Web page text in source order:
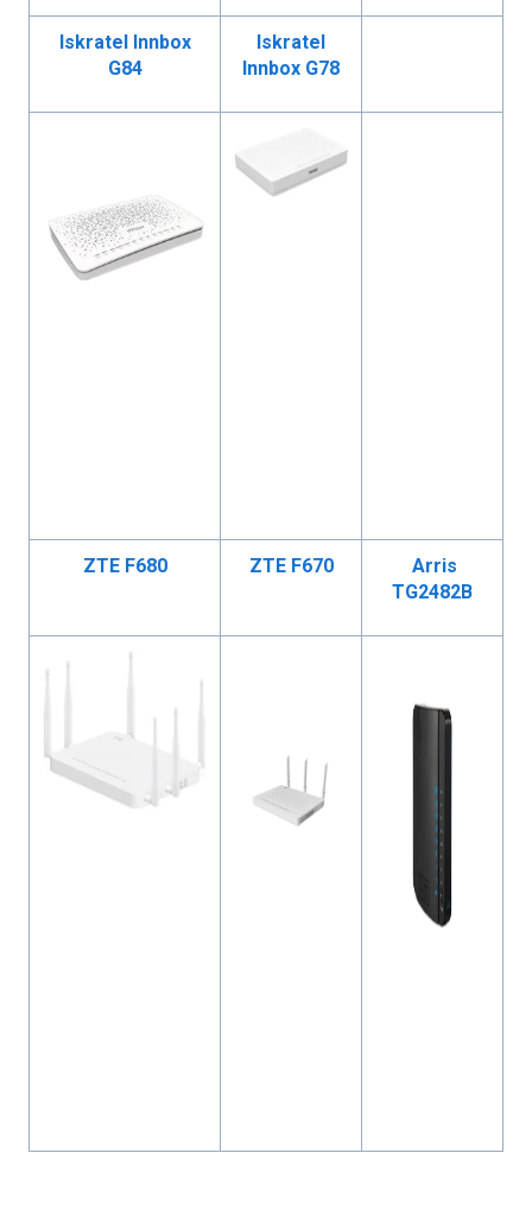
Iskratel Innbox
G84
Iskratel
Innbox G78
ZTE F680 ZTE F670
Arris
TG2482B